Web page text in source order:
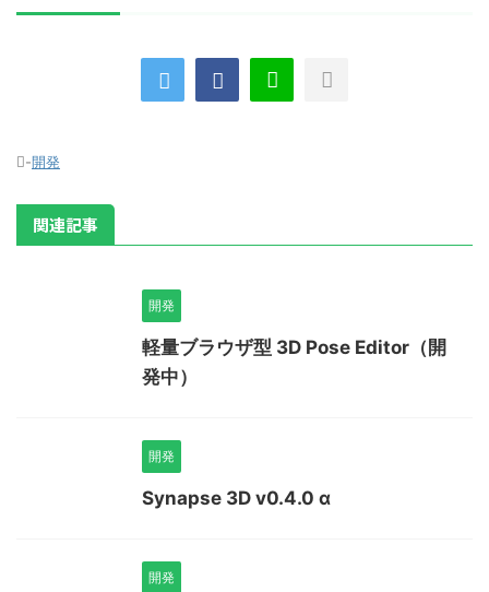
-開発
関連記事
開発
軽量ブラウザ型 3D Pose Editor（開
発中）
開発
Synapse 3D v0.4.0 α
開発